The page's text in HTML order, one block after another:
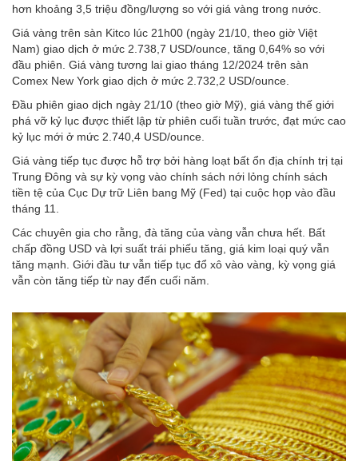
hơn khoảng 3,5 triệu đồng/lượng so với giá vàng trong nước.
Giá vàng trên sàn Kitco lúc 21h00 (ngày 21/10, theo giờ Việt
Nam) giao dịch ở mức 2.738,7 USD/ounce, tăng 0,64% so với
đầu phiên. Giá vàng tương lai giao tháng 12/2024 trên sàn
Comex New York giao dịch ở mức 2.732,2 USD/ounce.
Đầu phiên giao dịch ngày 21/10 (theo giờ Mỹ), giá vàng thế giới
phá vỡ kỷ lục được thiết lập từ phiên cuối tuần trước, đạt mức cao
kỷ lục mới ở mức 2.740,4 USD/ounce.
Giá vàng tiếp tục được hỗ trợ bởi hàng loạt bất ổn địa chính trị tại
Trung Đông và sự kỳ vọng vào chính sách nới lỏng chính sách
tiền tệ của Cục Dự trữ Liên bang Mỹ (Fed) tại cuộc họp vào đầu
tháng 11.
Các chuyên gia cho rằng, đà tăng của vàng vẫn chưa hết. Bất
chấp đồng USD và lợi suất trái phiếu tăng, giá kim loại quý vẫn
tăng mạnh. Giới đầu tư vẫn tiếp tục đổ xô vào vàng, kỳ vọng giá
vẫn còn tăng tiếp từ nay đến cuối năm.